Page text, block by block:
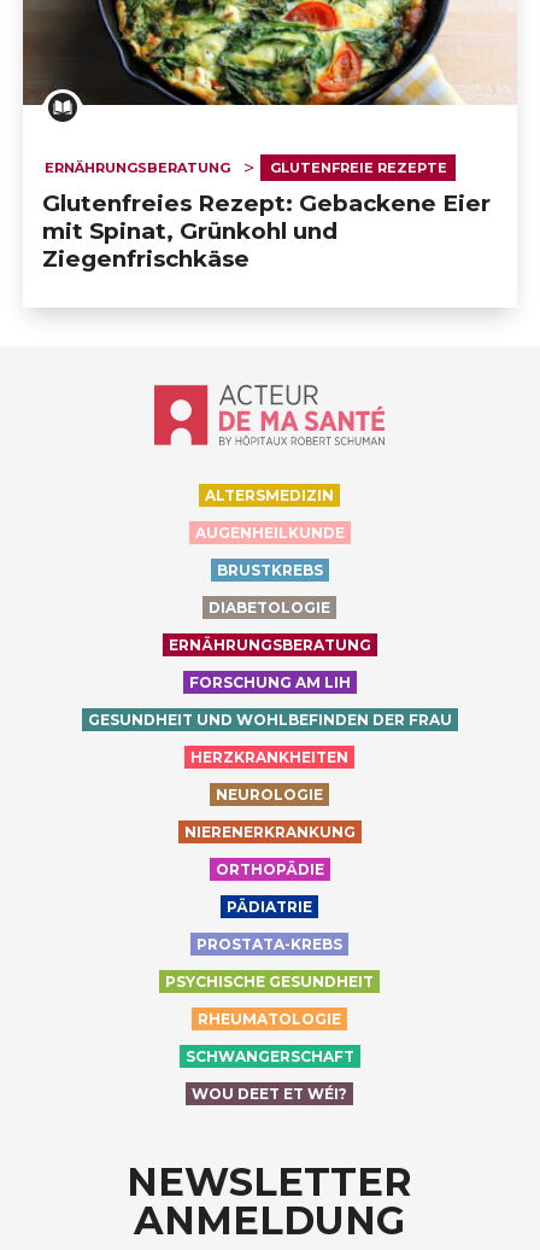
ERNÄHRUNGSBERATUNG GLUTENFREIE REZEPTE
Glutenfreies Rezept: Gebackene Eier
mit Spinat, Grünkohl und
Ziegenfrischkäse
Accueil - Acteur de ma santé, by
ALTERSMEDIZIN
AUGENHEILKUNDE
BRUSTKREBS
DIABETOLOGIE
ERNÄHRUNGSBERATUNG
FORSCHUNG AM LIH
GESUNDHEIT UND WOHLBEFINDEN DER FRAU
HERZKRANKHEITEN
NEUROLOGIE
NIERENERKRANKUNG
ORTHOPÄDIE
PÄDIATRIE
PROSTATA-KREBS
PSYCHISCHE GESUNDHEIT
RHEUMATOLOGIE
SCHWANGERSCHAFT
WOU DEET ET WÉI?
NEWSLETTER
ANMELDUNG